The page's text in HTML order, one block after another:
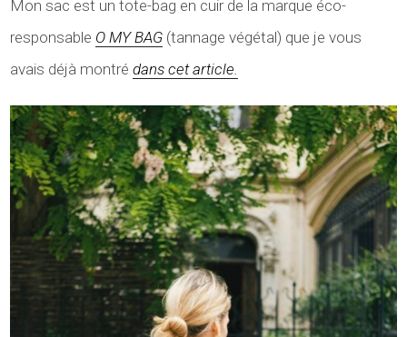
Mon sac est un tote-bag en cuir de la marque éco-
responsable O MY BAG (tannage végétal) que je vous
avais déjà montrédans cet article.